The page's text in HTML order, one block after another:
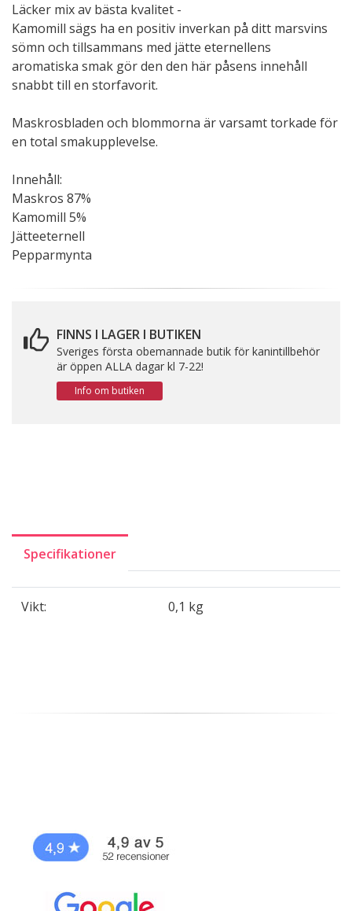
Läcker mix av bästa kvalitet -
Kamomill sägs ha en positiv inverkan på ditt marsvins
sömn och tillsammans med jätte eternellens
aromatiska smak gör den den här påsens innehåll
snabbt till en storfavorit.
Maskrosbladen och blommorna är varsamt torkade för
en total smakupplevelse.
Innehåll:
Maskros 87%
Kamomill 5%
Jätteeternell
Pepparmynta
FINNS I LAGER I BUTIKEN
Sveriges första obemannade butik för kanintillbehör
är öppen ALLA dagar kl 7-22!
Info om butiken
Specifikationer
Vikt: 0,1 kg